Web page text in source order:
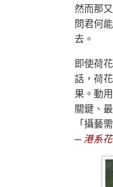
然而那
問君何
去。
即使荷
話，荷
果。動
關鍵、
「攝藝
─ 港系